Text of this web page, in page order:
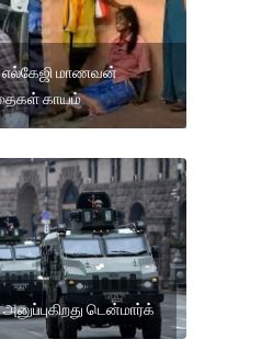
எல்கேஜி மாணவன்
காயம்
டென்மார்க்